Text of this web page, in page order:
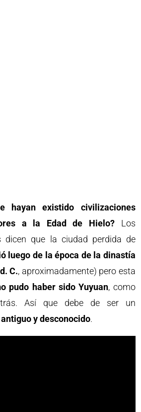
hayan existido civilizaciones
a la Edad de Hielo? Los
dicen que la ciudad perdida de
luego de la época de la dinastía
C., aproximadamente) pero esta
pudo haber sido Yuyuan, como
Así que debe de ser un
y desconocido.